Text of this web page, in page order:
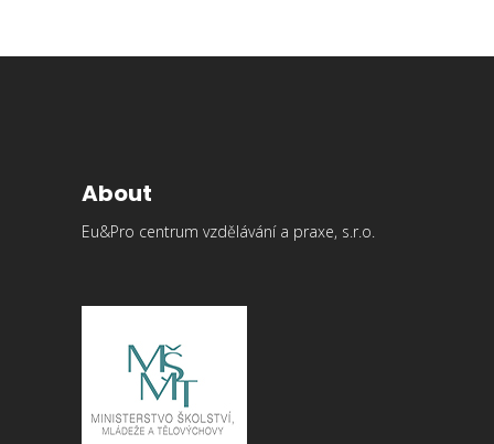
About
Eu&Pro centrum vzdělávání a praxe, s.r.o.